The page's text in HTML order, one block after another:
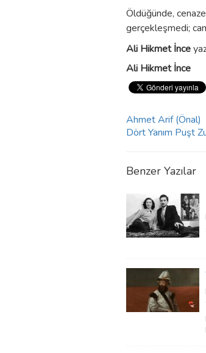
Öldüğünde,
gerçekleşmedi;
Ali Hikmet İnce
Ali Hikmet İnce
Ahmet Arif (Önal)
Dört Yanım Puşt
Benzer Yazılar